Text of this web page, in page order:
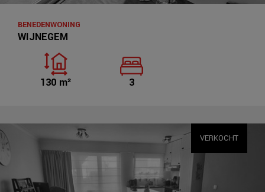
WIJNEGEM
BENEDENWONING
3
130 m²
VERKOCHT